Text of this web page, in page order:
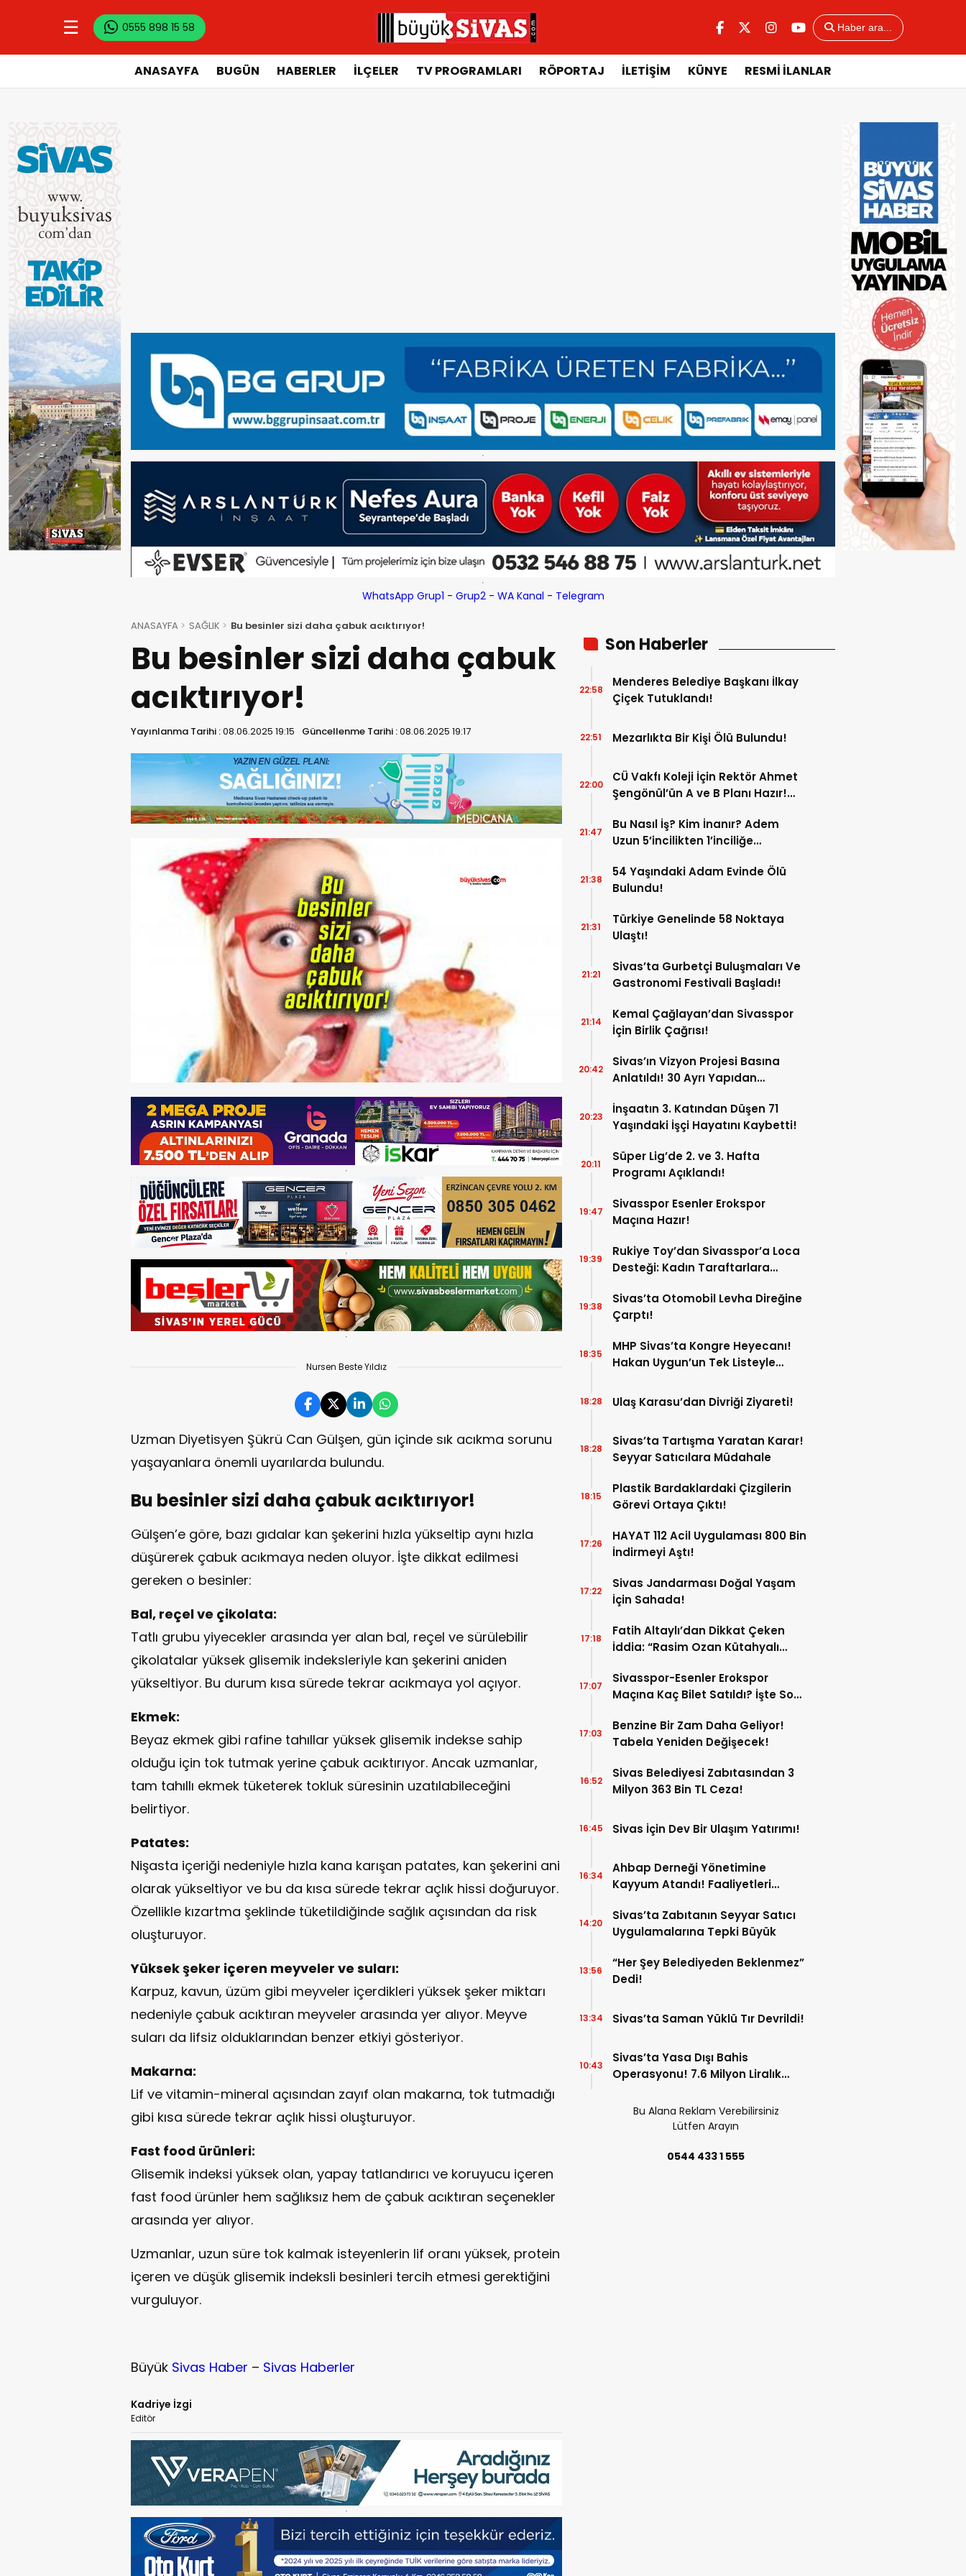
☰ 0555 898 15 58 Haber ara...
ANASAYFA BUGÜN HABERLER İLÇELER TV PROGRAMLARI RÖPORTAJ İLETİŞİM KÜNYE RESMİ İLANLAR
WhatsApp Grup1 - Grup2- WA Kanal - Telegram
ANASAYFA SAĞLIK Bu besinler sizi daha çabuk acıktırıyor!
Bu besinler sizi daha çabuk
acıktırıyor!
Yayınlanma Tarihi :08.06.2025 19:15 Güncellenme Tarihi :08.06.2025 19:17
Nursen Beste Yıldız
Uzman Diyetisyen Şükrü Can Gülşen, gün içinde sık acıkma sorunu
yaşayanlara önemli uyarılarda bulundu.
Bu besinler sizi daha çabuk acıktırıyor!
Gülşen’e göre, bazı gıdalar kan şekerini hızla yükseltip aynı hızla
düşürerek çabuk acıkmaya neden oluyor. İşte dikkat edilmesi
gereken o besinler:
Bal, reçel ve çikolata:
Tatlı grubu yiyecekler arasında yer alan bal, reçel ve sürülebilir
çikolatalar yüksek glisemik indeksleriyle kan şekerini aniden
yükseltiyor. Bu durum kısa sürede tekrar acıkmaya yol açıyor.
Ekmek:
Beyaz ekmek gibi rafine tahıllar yüksek glisemik indekse sahip
olduğu için tok tutmak yerine çabuk acıktırıyor. Ancak uzmanlar,
tam tahıllı ekmek tüketerek tokluk süresinin uzatılabileceğini
belirtiyor.
Patates:
Nişasta içeriği nedeniyle hızla kana karışan patates, kan şekerini ani
olarak yükseltiyor ve bu da kısa sürede tekrar açlık hissi doğuruyor.
Özellikle kızartma şeklinde tüketildiğinde sağlık açısından da risk
oluşturuyor.
Yüksek şeker içeren meyveler ve suları:
Karpuz, kavun, üzüm gibi meyveler içerdikleri yüksek şeker miktarı
nedeniyle çabuk acıktıran meyveler arasında yer alıyor. Meyve
suları da lifsiz olduklarından benzer etkiyi gösteriyor.
Makarna:
Lif ve vitamin-mineral açısından zayıf olan makarna, tok tutmadığı
gibi kısa sürede tekrar açlık hissi oluşturuyor.
Fast food ürünleri:
Glisemik indeksi yüksek olan, yapay tatlandırıcı ve koruyucu içeren
fast food ürünler hem sağlıksız hem de çabuk acıktıran seçenekler
arasında yer alıyor.
Uzmanlar, uzun süre tok kalmak isteyenlerin lif oranı yüksek, protein
içeren ve düşük glisemik indeksli besinleri tercih etmesi gerektiğini
vurguluyor.
Büyük Sivas Haber – Sivas Haberler
Kadriye İzgi
Editör
Son Haberler
Menderes Belediye Başkanı İlkay
Çiçek Tutuklandı!
22:58
Mezarlıkta Bir Kişi Ölü Bulundu!
22:51
CÜ Vakfı Koleji İçin Rektör Ahmet
Şengönül’ün A ve B Planı Hazır!
Çözmek!
22:00
Bu Nasıl İş? Kim İnanır? Adem
Uzun 5’incilikten 1’inciliğe
21:47
54 Yaşındaki Adam Evinde Ölü
Bulundu!
21:38
Türkiye Genelinde 58 Noktaya
Ulaştı!
21:31
Sivas’ta Gurbetçi Buluşmaları Ve
Gastronomi Festivali Başladı!
21:21
Kemal Çağlayan’dan Sivasspor
İçin Birlik Çağrısı!
21:14
Sivas’ın Vizyon Projesi Basına
Anlatıldı! 30 Ayrı Yapıdan
20:42
İnşaatın 3. Katından Düşen 71
Yaşındaki İşçi Hayatını Kaybetti!
20:23
Süper Lig’de 2. ve 3. Hafta
Programı Açıklandı!
20:11
Sivasspor Esenler Erokspor
Maçına Hazır!
19:47
Rukiye Toy’dan Sivasspor’a Loca
Desteği: Kadın Taraftarlara
19:39
Sivas’ta Otomobil Levha Direğine
Çarptı!
19:38
MHP Sivas’ta Kongre Heyecanı!
Hakan Uygun’un Tek Listeyle
18:35
Ulaş Karasu’dan Divriği Ziyareti!
18:28
Sivas’ta Tartışma Yaratan Karar!
Seyyar Satıcılara Müdahale
18:28
Plastik Bardaklardaki Çizgilerin
Görevi Ortaya Çıktı!
18:15
HAYAT 112 Acil Uygulaması 800 Bin
İndirmeyi Aştı!
17:26
Sivas Jandarması Doğal Yaşam
İçin Sahada!
17:22
Fatih Altaylı’dan Dikkat Çeken
İddia: “Rasim Ozan Kütahyalı
17:18
Sivasspor-Esenler Erokspor
Maçına Kaç Bilet Satıldı? İşte Son
17:07
Benzine Bir Zam Daha Geliyor!
Tabela Yeniden Değişecek!
17:03
Sivas Belediyesi Zabıtasından 3
Milyon 363 Bin TL Ceza!
16:52
Sivas İçin Dev Bir Ulaşım Yatırımı!
16:45
Ahbap Derneği Yönetimine
Kayyum Atandı! Faaliyetleri
16:34
Sivas’ta Zabıtanın Seyyar Satıcı
Uygulamalarına Tepki Büyük
14:20
“Her Şey Belediyeden Beklenmez”
Dedi!
13:56
Sivas’ta Saman Yüklü Tır Devrildi!
13:34
Sivas’ta Yasa Dışı Bahis
Operasyonu! 7.6 Milyon Liralık
10:43
Bu Alana Reklam Verebilirsiniz
Lütfen Arayın
0544 433 1 555